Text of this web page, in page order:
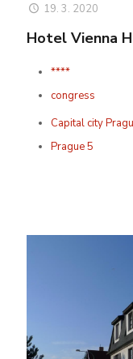
19. 3. 2020
Hotel Vienna
****
congress
Capital city
Prague 5